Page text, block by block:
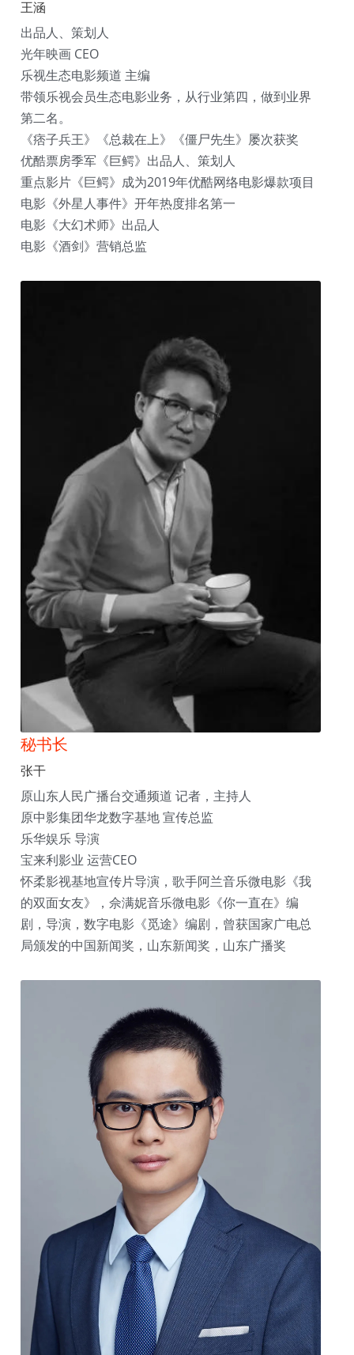
王涵
出品人、策划人
光年映画 CEO
乐视生态电影频道 主编
带领乐视会员生态电影业务，从行业第四，做到业界
第二名。
《痞子兵王》《总裁在上》《僵尸先生》屡次获奖
优酷票房季军《巨鳄》出品人、策划人
重点影片《巨鳄》成为2019年优酷网络电影爆款项目
电影《外星人事件》开年热度排名第一
电影《大幻术师》出品人
电影《酒剑》营销总监
秘书长
张干
原山东人民广播台交通频道 记者，主持人
原中影集团华龙数字基地 宣传总监
乐华娱乐 导演
宝来利影业 运营CEO
怀柔影视基地宣传片导演，歌手阿兰音乐微电影《我
的双面女友》，佘满妮音乐微电影《你一直在》编
剧，导演，数字电影《觅途》编剧，曾获国家广电总
局颁发的中国新闻奖，山东新闻奖，山东广播奖